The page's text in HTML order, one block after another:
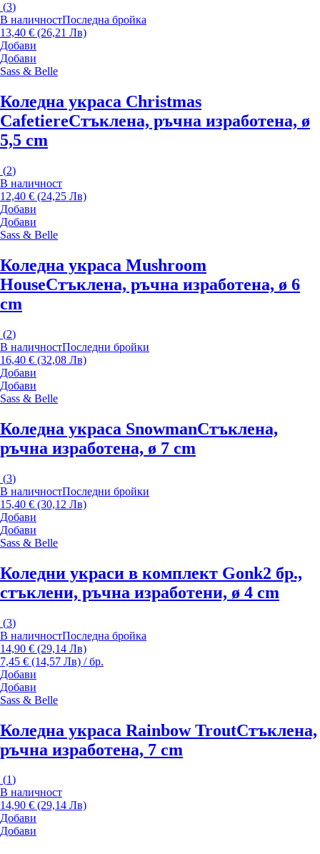
(3)
В наличностПоследна бройка
13,40 € (26,21 Лв)
Добави
Добави
Sass & Belle
Коледна украса Christmas
CafetiereСтъклена, ръчна изработена, ø
5,5 cm
(2)
В наличност
12,40 € (24,25 Лв)
Добави
Добави
Sass & Belle
Коледна украса Mushroom
HouseСтъклена, ръчна изработена, ø 6
cm
(2)
В наличностПоследни бройки
16,40 € (32,08 Лв)
Добави
Добави
Sass & Belle
Коледна украса SnowmanСтъклена,
ръчна изработена, ø 7 cm
(3)
В наличностПоследни бройки
15,40 € (30,12 Лв)
Добави
Добави
Sass & Belle
Коледни украси в комплект Gonk2 бр.,
стъклени, ръчна изработени, ø 4 cm
(3)
В наличностПоследна бройка
14,90 € (29,14 Лв)
7,45 € (14,57 Лв) / бр.
Добави
Добави
Sass & Belle
Коледна украса Rainbow TroutСтъклена,
ръчна изработена, 7 cm
(1)
В наличност
14,90 € (29,14 Лв)
Добави
Добави